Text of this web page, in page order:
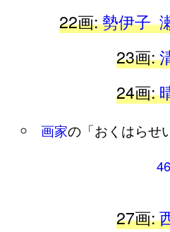
22画:勢伊子
23画:
24画:
画家の「おくはらせ
27画: